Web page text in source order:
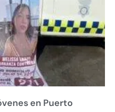
en Puerto